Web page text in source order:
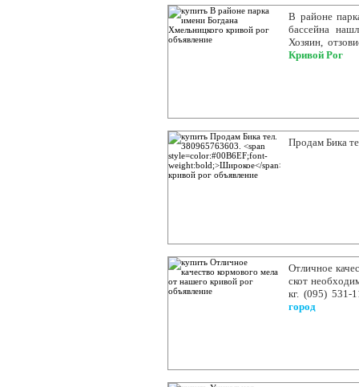
В районе
бассейна
Хозяин,
Кривой Рог
Продам Бика
Отличное
скот
кг. (095) 531-
город